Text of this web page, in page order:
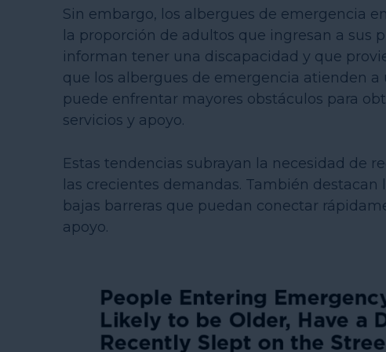
Sin embargo, los albergues de emergencia
la proporción de adultos que ingresan a sus
informan tener una discapacidad y que
que los albergues de emergencia atienden
puede enfrentar mayores obstáculos para
servicios y apoyo.
Estas tendencias subrayan la necesidad de
las crecientes demandas. También
bajas barreras que puedan conectar
apoyo.